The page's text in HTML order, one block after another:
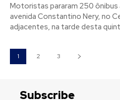
Motoristas pararam 250 ônibus
avenida Constantino Nery, no
adjacentes, na tarde desta
1 2 3
Subscribe